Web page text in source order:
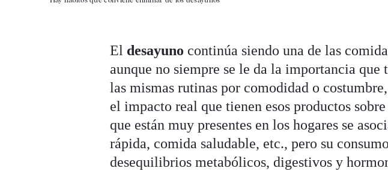
El desayuno continúa siendo una de las
aunque no siempre se le da la importancia que
las mismas rutinas por comodidad o
el impacto real que tienen esos productos
que están muy presentes en los hogares se
rápida, comida saludable, etc., pero su
desequilibrios metabólicos, digestivos y